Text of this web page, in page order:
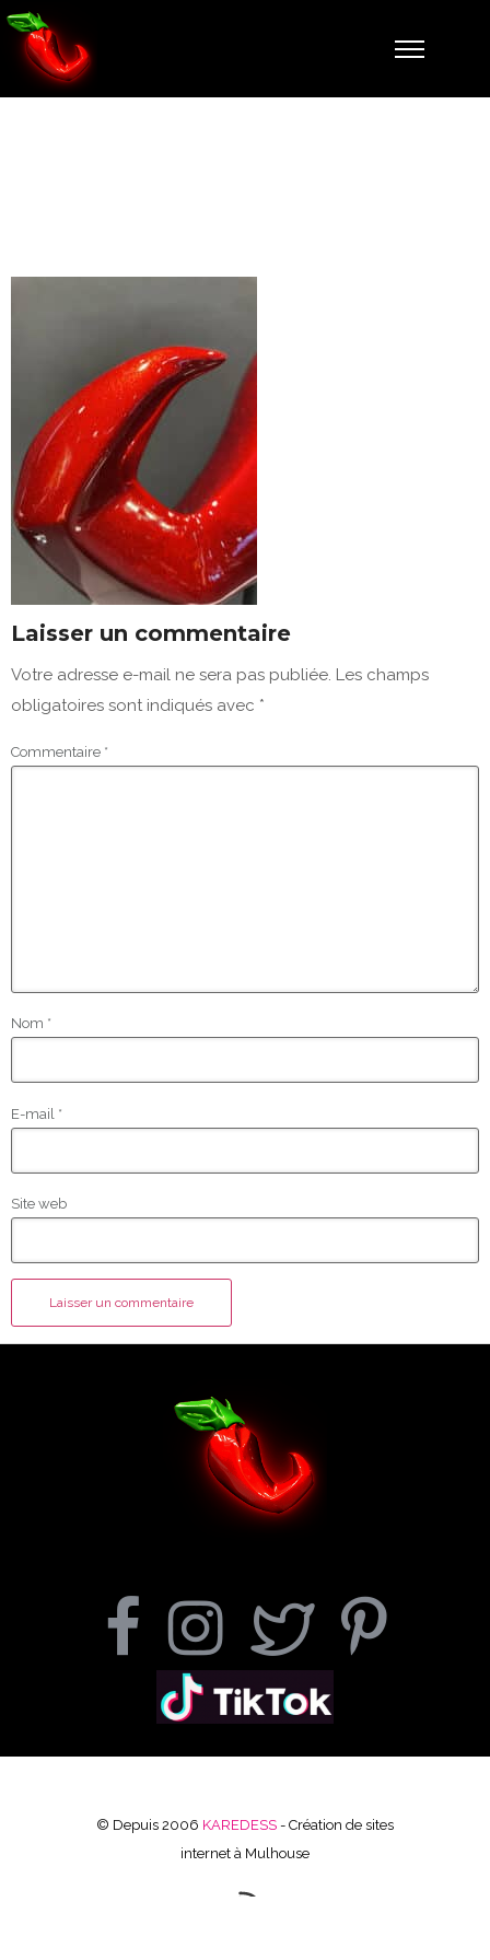
Laisser un commentaire
Votre adresse e-mail ne sera pas publiée. Les champs
obligatoires sont indiqués avec *
Commentaire *
Nom *
E-mail *
Site web
© Depuis 2006 KAREDESS - Création de sites
internet à Mulhouse